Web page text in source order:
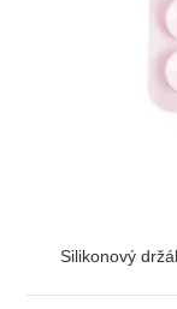
Silikonový